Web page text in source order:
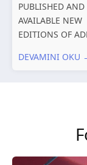
PUBLISHED AND
AVAILABLE NEW
EDITIONS OF
PUBLICATIONS
remarks 127
DEVAMINI OKU